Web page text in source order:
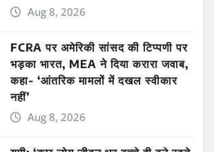
Aug 8, 2026
FCRA पर अमेरिकी सांसद की टिप्पणी पर
भड़का भारत, MEA ने दिया करारा जवाब,
कहा- ‘आंतरिक मामलों में दखल स्वीकार
नहीं’
Aug 8, 2026